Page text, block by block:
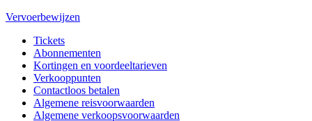
Vervoerbewijzen
Tickets
Abonnementen
Kortingen en voordeeltarieven
Verkooppunten
Contactloos betalen
Algemene reisvoorwaarden
Algemene verkoopsvoorwaarden